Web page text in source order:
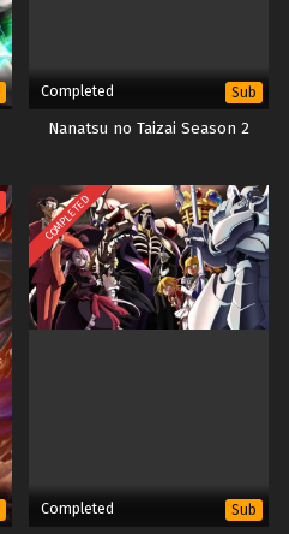
Completed Sub
Nanatsu no Taizai Season 2
COMPLETED
Completed Sub